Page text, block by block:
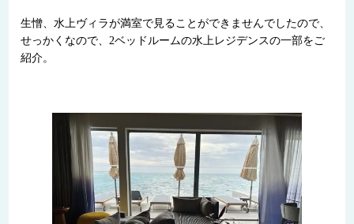
生憎、水上ヴィラが満室で見ることができませんでしたので、
せっかくなので、2ベッドルームの水上レジデンスの一部をご
紹介。